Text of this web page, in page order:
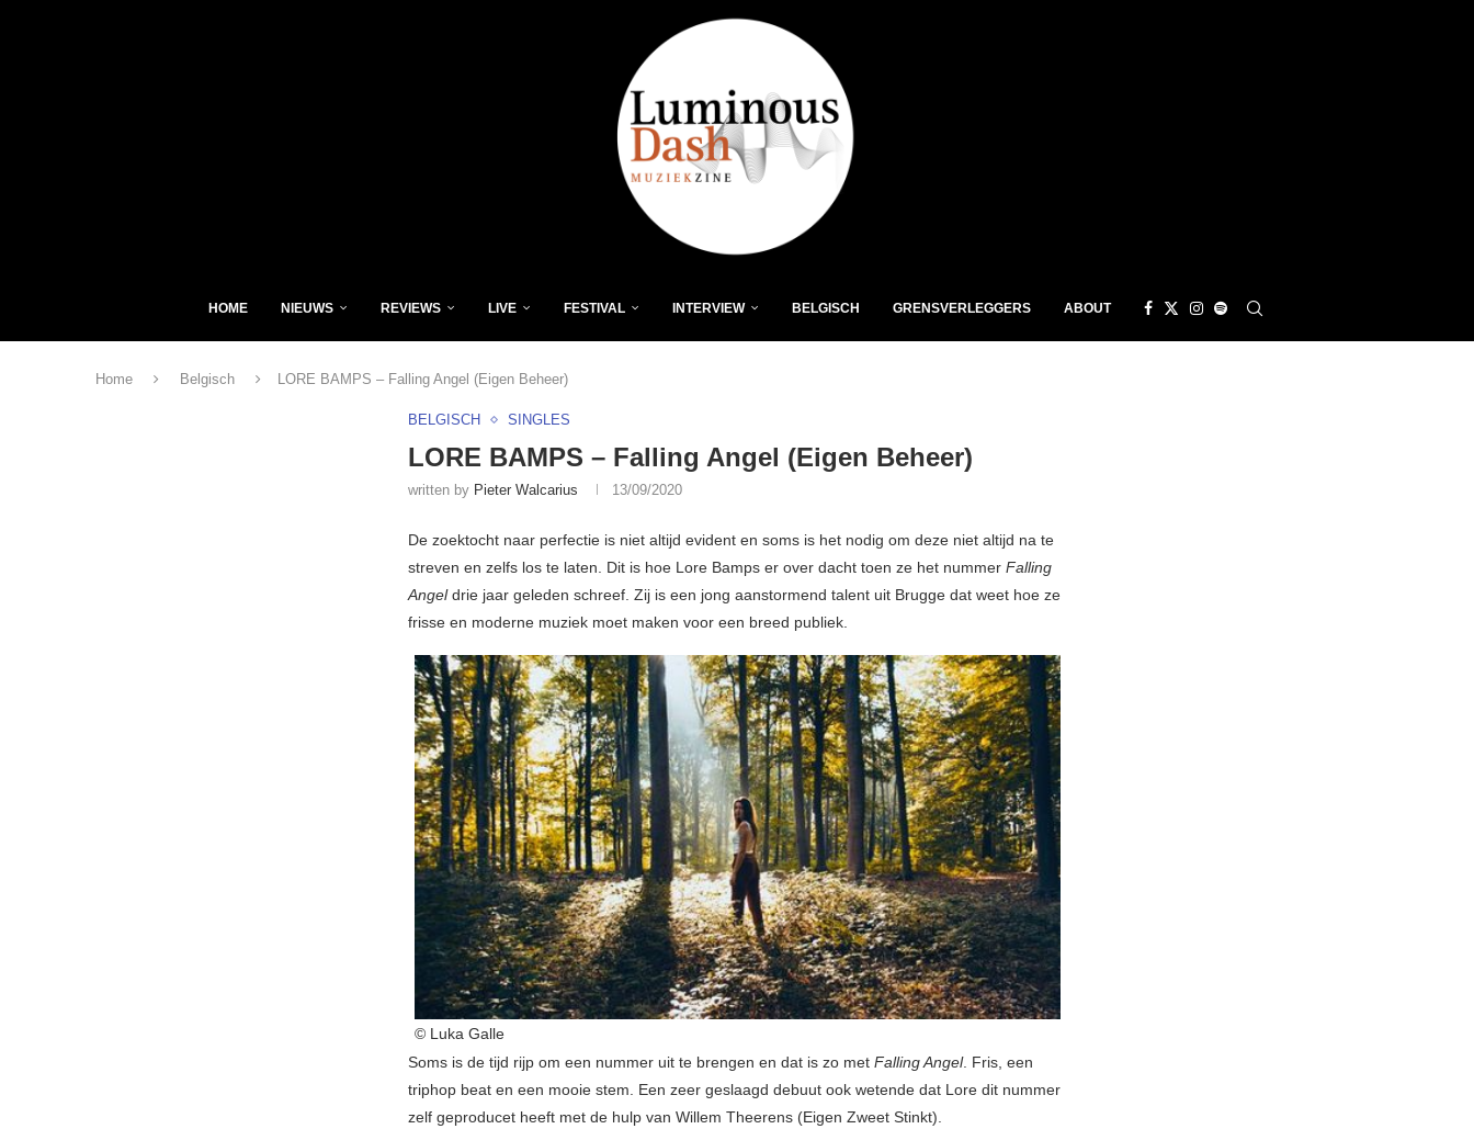
HOME NIEUWS REVIEWS LIVE FESTIVAL INTERVIEW BELGISCH GRENSVERLEGGERS ABOUT
Home Belgisch LORE BAMPS – Falling Angel (Eigen Beheer)
BELGISCH SINGLES
LORE BAMPS – Falling Angel (Eigen Beheer)
written by Pieter Walcarius 13/09/2020
De zoektocht naar perfectie is niet altijd evident en soms is het nodig om deze niet altijd na te
streven en zelfs los te laten. Dit is hoe Lore Bamps er over dacht toen ze het nummer Falling
Angeldrie jaar geleden schreef. Zij is een jong aanstormend talent uit Brugge dat weet hoe ze
frisse en moderne muziek moet maken voor een breed publiek.
© Luka Galle
Soms is de tijd rijp om een nummer uit te brengen en dat is zo met Falling Angel. Fris, een
triphop beat en een mooie stem. Een zeer geslaagd debuut ook wetende dat Lore dit nummer
zelf geproducet heeft met de hulp van Willem Theerens (Eigen Zweet Stinkt).